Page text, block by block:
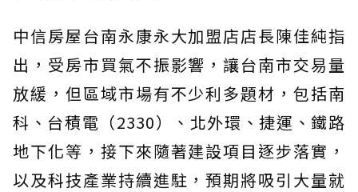
中信房屋台南永康永大加盟店店長陳佳純指
出，受房市買氣不振影響，讓台南市交易量
放緩，但區域市場有不少利多題材，包括南
科、台積電（2330）、北外環、捷運、鐵路
地下化等，接下來隨著建設項目逐步落實，
以及科技產業持續進駐，預期將吸引大量就